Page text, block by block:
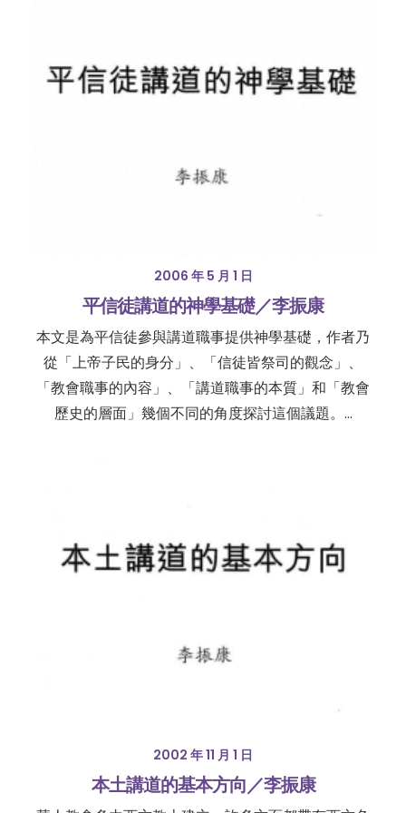
2006 年 5 月 1 日
平信徒講道的神學基礎／李振康
本文是為平信徒參與講道職事提供神學基礎，作者乃
從「上帝子民的身分」、「信徒皆祭司的觀念」、
「教會職事的內容」、「講道職事的本質」和「教會
歷史的層面」幾個不同的角度探討這個議題。…
2002 年 11 月 1 日
本土講道的基本方向／李振康